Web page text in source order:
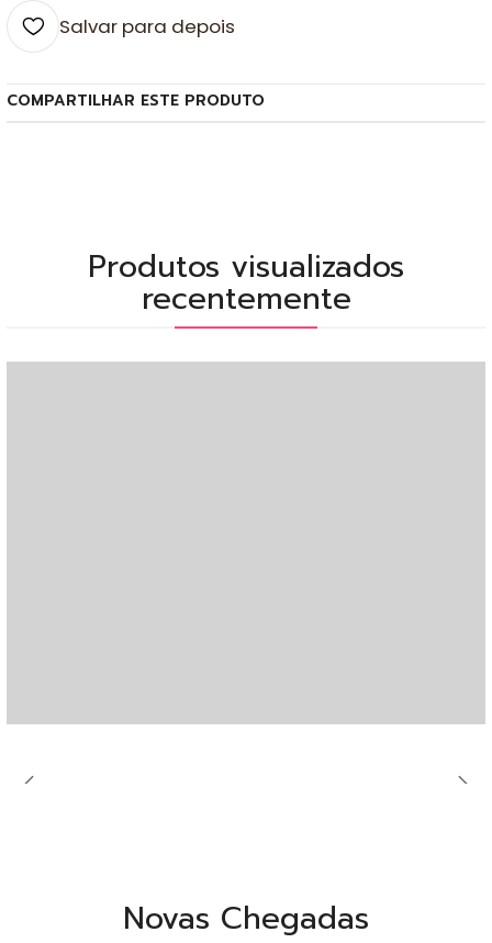
Salvar para depois
COMPARTILHAR ESTE PRODUTO
Produtos visualizados
recentemente
Novas Chegadas